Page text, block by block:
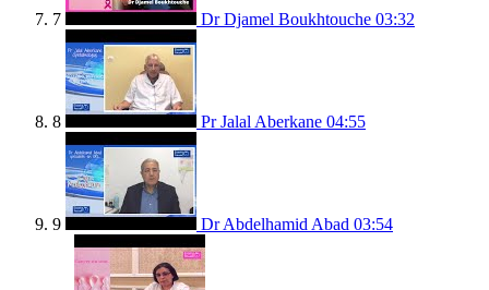
7 Dr Djamel Boukhtouche 03:32
8 Pr Jalal Aberkane 04:55
9 Dr Abdelhamid Abad 03:54